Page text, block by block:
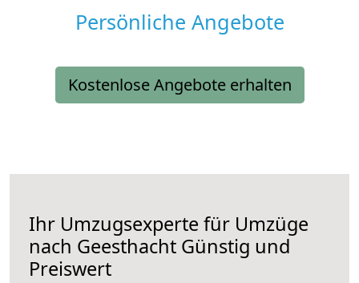
Persönliche Angebote
Kostenlose Angebote erhalten
Ihr Umzugsexperte für Umzüge
nach Geesthacht Günstig und
Preiswert